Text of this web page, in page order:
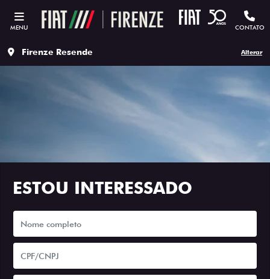
MENU CONTATO
Firenze Resende Alterar
ESTOU INTERESSADO